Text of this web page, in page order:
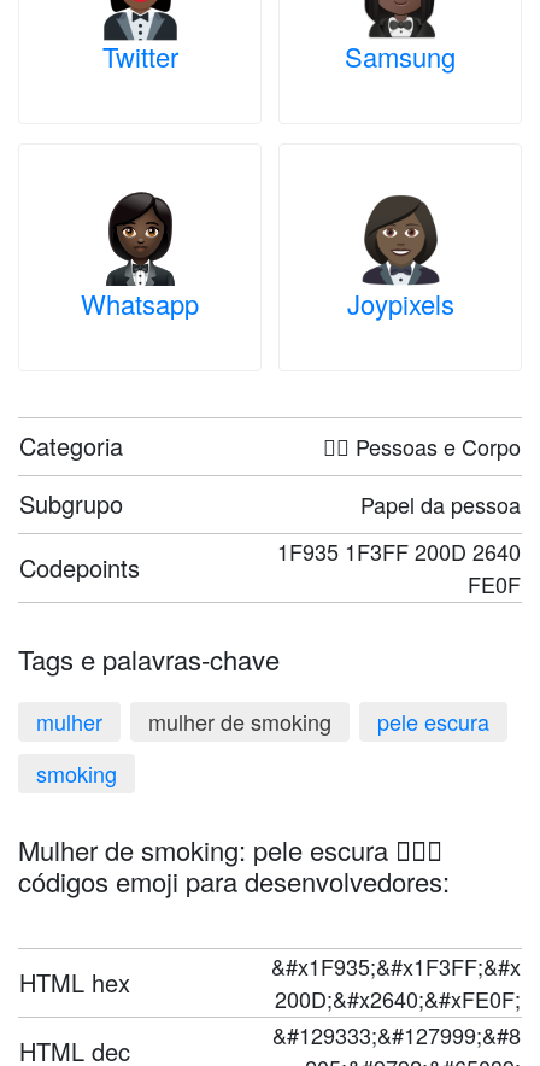
Twitter Samsung
Whatsapp Joypixels
Categoria 🤦‍♀️ Pessoas e Corpo
Subgrupo Papel da pessoa
Codepoints
1F935 1F3FF 200D 2640
FE0F
Tags e palavras-chave
mulher mulher de smoking
pele escura
smoking
Mulher de smoking: pele escura 🤵🏿‍♀️
códigos emoji para desenvolvedores:
HTML hex
&#x1F935;&#x1F3FF;&#x
200D;&#x2640;&#xFE0F;
HTML dec
&#129333;&#127999;&#8